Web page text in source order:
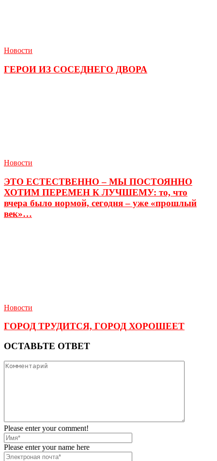
Новости
ГЕРОИ ИЗ СОСЕДНЕГО ДВОРА
Новости
ЭТО ЕСТЕСТВЕННО – МЫ ПОСТОЯННО
ХОТИМ ПЕРЕМЕН К ЛУЧШЕМУ: то, что
вчера было нормой, сегодня – уже «прошлый
век»…
Новости
ГОРОД ТРУДИТСЯ, ГОРОД ХОРОШЕЕТ
ОСТАВЬТЕ ОТВЕТ
Please enter your comment!
Please enter your name here